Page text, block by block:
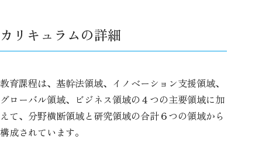
カリキュラムの詳細
教育課程は、基幹法領域、イノベーション支援領域、
グローバル領域、ビジネス領域の４つの主要領域に加
えて、分野横断領域と研究領域の合計６つの領域から
構成されています。